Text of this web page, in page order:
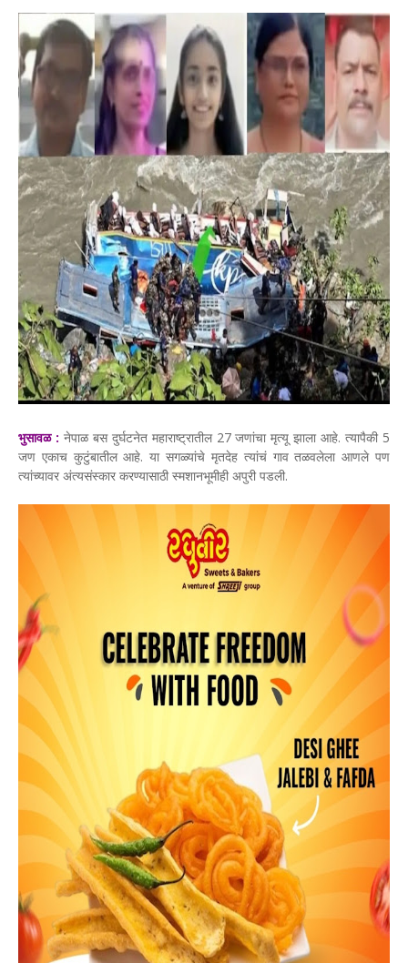
भुसावळ : नेपाळ बस दुर्घटनेत महाराष्ट्रातील 27 जणांचा मृत्यू झाला आहे. त्यापैकी 5
जण एकाच कुटुंबातील आहे. या सगळ्यांचे मृतदेह त्यांचं गाव तळवलेला आणले पण
त्यांच्यावर अंत्यसंस्कार करण्यासाठी स्मशानभूमीही अपुरी पडली.